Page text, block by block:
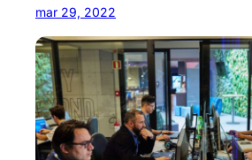
mar 29, 2022